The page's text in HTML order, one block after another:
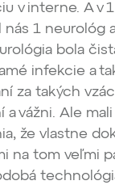
v interne. A v
nás 1 neurológ
bola
infekcie a
za takých
vážni. Ale
že vlastne
na tom veľmi